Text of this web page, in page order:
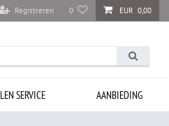
Registreren 0 EUR 0,00
SERVICE AANBIEDING